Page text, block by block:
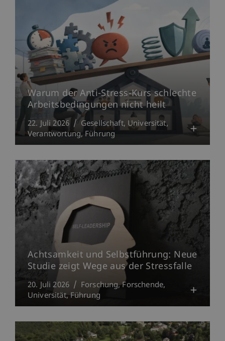
Warum der Anti-Stress-Kurs schlechte
Arbeitsbedingungen nicht heilt
22. Juli 2026 Gesellschaft Universität
Verantwortung Führung
Achtsamkeit und Selbstführung: Neue
Studie zeigt Wege aus der Stressfalle
20. Juli 2026 Forschung Forschende
Universität Führung